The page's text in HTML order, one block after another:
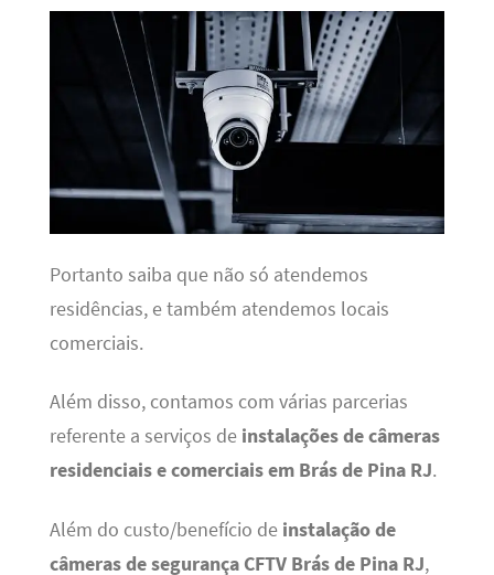
Portanto saiba que não só atendemos
residências, e também atendemos locais
comerciais.
Além disso, contamos com várias parcerias
referente a serviços de instalações de câmeras
residenciais e comerciais em Brás de Pina RJ.
Além do custo/benefício de instalação de
câmeras de segurança CFTV Brás de Pina RJ,